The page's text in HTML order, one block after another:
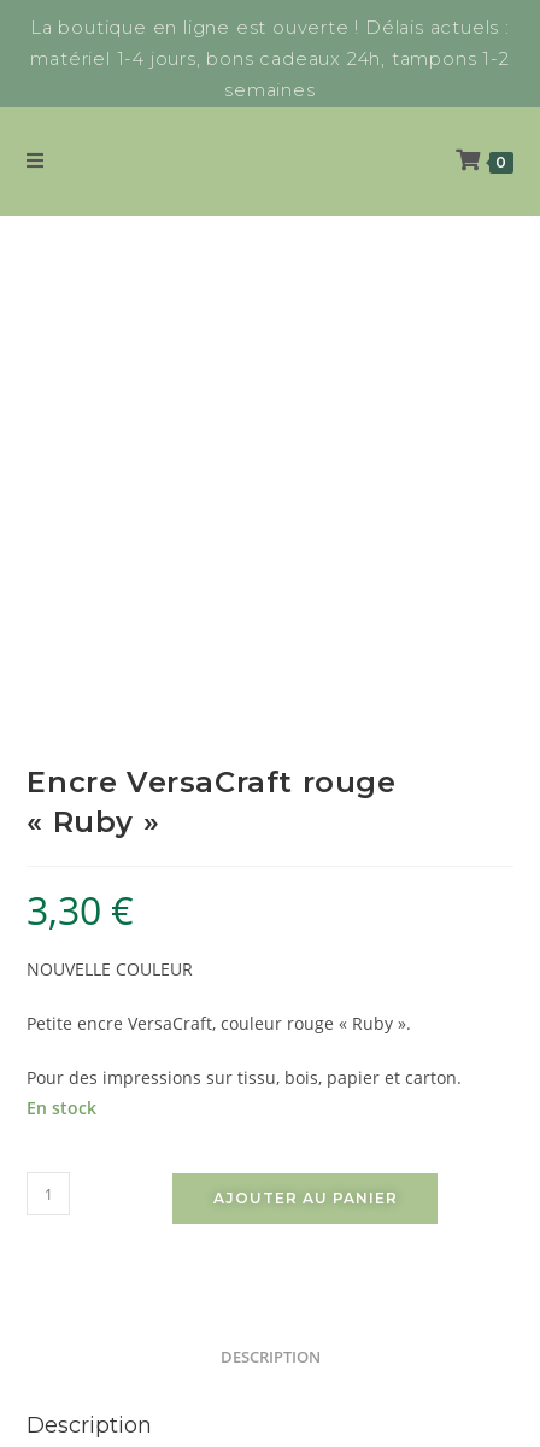
La boutique en ligne est ouverte ! Délais actuels :
matériel 1-4 jours, bons cadeaux 24h, tampons 1-2
semaines
0
Encre VersaCraft rouge
« Ruby »
3,30 €
NOUVELLE COULEUR
Petite encre VersaCraft, couleur rouge « Ruby ».
Pour des impressions sur tissu, bois, papier et carton.
En stock
AJOUTER AU PANIER
DESCRIPTION
Description